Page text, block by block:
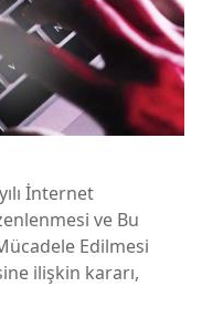
İnternet
ve Bu
Edilmesi
ilişkin kararı,